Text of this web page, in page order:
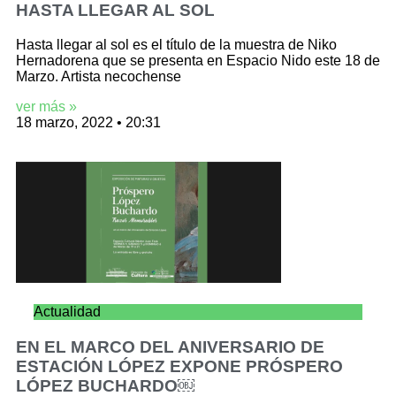
HASTA LLEGAR AL SOL
Hasta llegar al sol es el título de la muestra de Niko
Hernadorena que se presenta en Espacio Nido este 18 de
Marzo. Artista necochense
ver más »
18 marzo, 2022
20:31
Actualidad
EN EL MARCO DEL ANIVERSARIO DE
ESTACIÓN LÓPEZ EXPONE PRÓSPERO
LÓPEZ BUCHARDO￼